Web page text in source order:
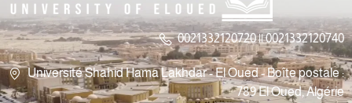
0021332120720 || 0021332120740
Université Shahid Hama Lakhdar - El Oued - Boîte postale :
789 El Oued, Algérie